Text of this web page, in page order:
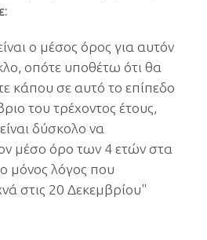
ο μέσος όρος για αυτόν
οπότε υποθέτω ότι θα
κάπου σε αυτό το επίπεδο
του τρέχοντος έτους,
δύσκολο να
μέσο όρο των 4 ετών στα
μόνος λόγος που
στις 20 Δεκεμβρίου"